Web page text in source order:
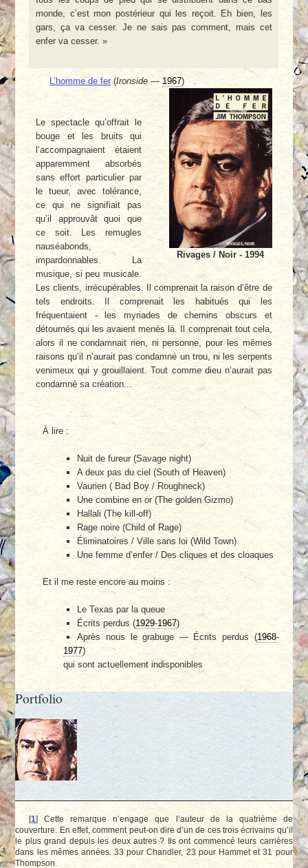
monde, c’est mon postérieur qui les reçoit. Eh bien, les
gars, ça va cesser. Je ne sais pas comment, mais cet
enfer va cesser. »
L’homme de fer(Ironside —1967)
Rivages / Noir - 1994
Le spectacle qu’offrait le
bouge et les bruits qui
l’accompagnaient étaient
apparemment absorbés
sans effort particulier par
le tueur, avec tolérance,
ce qui ne signifiait pas
qu’il approuvât quoi que
ce soit. Les remugles
nauséabonds,
impardonnables. La
musique, si peu musicale.
Les clients, irrécupérables. Il comprenait la raison d’être de
tels endroits. Il comprenait les habitués qui les
fréquentaient - les myriades de chemins obscurs et
détournés qui les avaient menés là. Il comprenait tout cela,
alors il ne condamnait rien, ni personne, pour les mêmes
raisons qu’il n’aurait pas condamné un trou, ni les serpents
venimeux qui y grouillaient. Tout comme dieu n’aurait pas
condamné sa création...
À lire :
Nuit de fureur (Savage night)
A deux pas du ciel (South of Heaven)
Vaurien ( Bad Boy / Roughneck)
Une combine en or (The golden Gizmo)
Hallali (The kill-off)
Rage noire (Child of Rage)
Éliminatoires / Ville sans loi (Wild Town)
Une femme d’enfer / Des cliques et des cloaques
Et il me reste encore au moins :
Le Texas par la queue
Écrits perdus (1929-1967)
Après nous le grabuge — Écrits perdus (1968-
1977)
qui sont actuellement indisponibles
Portfolio
[1]Cette remarque n’engage que l’auteur de la quatrième de
couverture. En effet, comment peut-on dire d’un de ces trois écrivains qu’il
le plus grand depuis les deux autres ? Ils ont commencé leurs carrières
dans les mêmes années. 33 pour Chandler, 23 pour Hammet et 31 pour
Thompson.